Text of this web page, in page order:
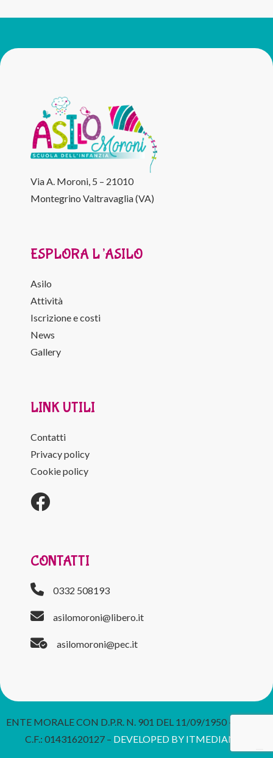
Via A. Moroni, 5 – 21010
Montegrino Valtravaglia (VA)
ESPLORA L’ASILO
Asilo
Attività
Iscrizione e costi
News
Gallery
LINK UTILI
Contatti
Privacy policy
Cookie policy
CONTATTI
0332 508193
asilomoroni@libero.it
asilomoroni@pec.it
ENTE MORALE CON D.P.R. N. 901 DEL 11/09/1950 – P. IVA E
C.F.: 01431620127 – DEVELOPED BY ITMEDIANET